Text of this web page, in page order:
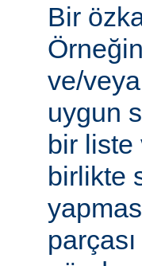
Bir
ve/
uygun
bir liste
birlikte